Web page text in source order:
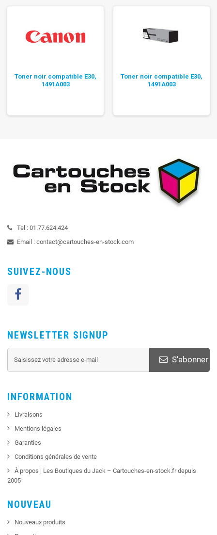
Toner noir compatible E30,
1491A003
Toner noir compatible E30,
1491A003
Tel : 01.77.624.424
Email : contact@cartouches-en-stock.com
SUIVEZ-NOUS
NEWSLETTER SIGNUP
S'abonner
INFORMATION
Livraisons
Mentions légales
Garanties
Conditions générales de vente
À propos | Les Boutiques du Jack – Cartouches-en-stock.fr depuis
2005
NOUVEAU
Nouveaux produits